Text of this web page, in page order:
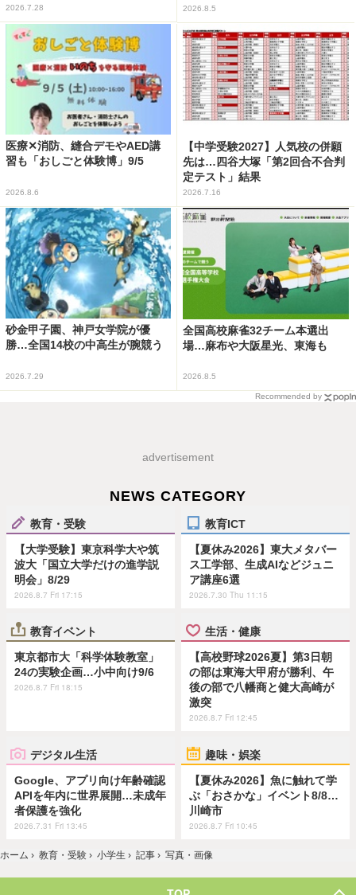
2026.7.28 2026.8.5
医療✕消防、縫合デモやAED講
習も「おしごと体験博」9/5
2026.8.6
【中学受験2027】人気校の併願
先は…四谷大塚「第2回合不合判
定テスト」結果
2026.7.16
砂金甲子園、神戸女学院が優
勝…全国14校の中高生が腕競う
2026.7.29
全国高校麻雀32チーム本選出
場…麻布や大阪星光、東海も
2026.8.5
Recommended by
advertisement
NEWS CATEGORY
教育・受験
【大学受験】東京科学大や筑
波大「国立大学だけの進学説
明会」8/29
2026.8.7 Fri 17:15
教育ICT
【夏休み2026】東大メタバー
ス工学部、生成AIなどジュニ
ア講座6選
2026.7.30 Thu 11:15
教育イベント
東京都市大「科学体験教室」
24の実験企画…小中向け9/6
2026.8.7 Fri 18:15
生活・健康
【高校野球2026夏】第3日朝
の部は東海大甲府が勝利、午
後の部で八幡商と健大高崎が
激突
2026.8.7 Fri 12:45
デジタル生活
Google、アプリ向け年齢確認
APIを年内に世界展開…未成年
者保護を強化
2026.7.31 Fri 13:45
趣味・娯楽
【夏休み2026】魚に触れて学
ぶ「おさかな」イベント8/8…
川崎市
2026.8.7 Fri 10:45
ホーム › 教育・受験 › 小学生 › 記事 › 写真・画像